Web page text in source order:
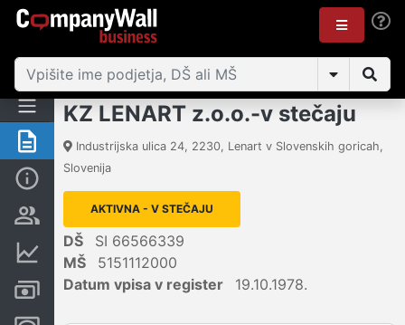
Povzetek
Osnovni podatki
Odgovorne osebe in lastništvo
Finančni podatki
Računi in blokade
KZ LENART z.o.o.-v stečaju
Industrijska ulica 24, 2230, Lenart v Slovenskih goricah,
Slovenija
AKTIVNA - V STEČAJU
DŠ
SI 66566339
MŠ
5151112000
Datum vpisa v register
19.10.1978.